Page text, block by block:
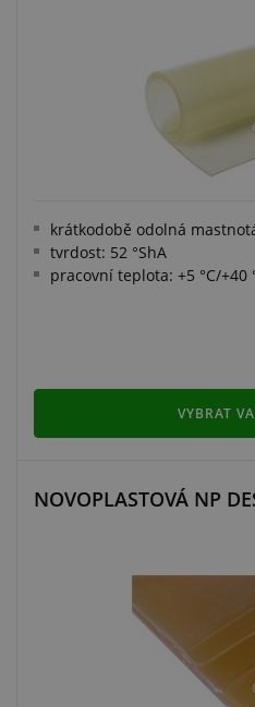
krátkodobě odolná
tvrdost: 52 °ShA
pracovní teplota: +5 °C/+40
VYBRAT
NOVOPLASTOVÁ NP